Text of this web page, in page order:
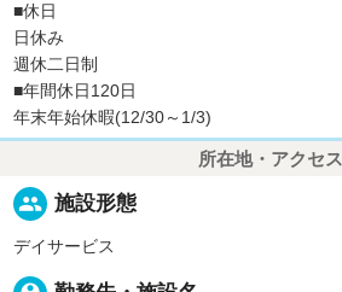
■休日
日休み
週休二日制
■年間休日120日
年末年始休暇(12/30～1/3)
所在地・アクセス
people 施設形態
デイサービス